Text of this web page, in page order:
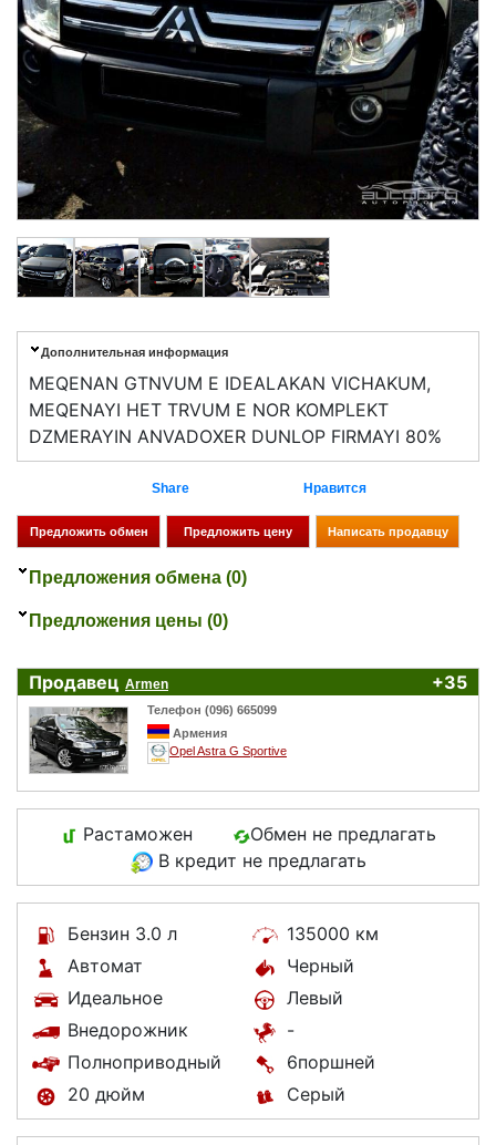
Дополнительная информация
MEQENAN GTNVUM E IDEALAKAN VICHAKUM,
MEQENAYI HET TRVUM E NOR KOMPLEKT
DZMERAYIN ANVADOXER DUNLOP FIRMAYI 80%
Share Нравится
Предложения обмена (0)
Предложения цены (0)
Продавец Armen +35
Телефон (096) 665099
Армения
Opel Astra G Sportive
Растаможен
Обмен не предлагать
В кредит не предлагать
Бензин 3.0 л
135000 км
Автомат
Черный
Идеальное
Левый
Внедорожник
-
Полноприводный
6поршней
20 дюйм
Серый